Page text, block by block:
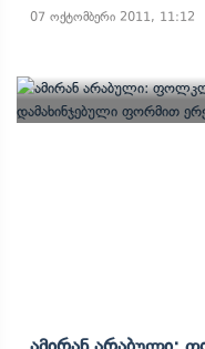
07 ოქტომბერი 2011, 11:12